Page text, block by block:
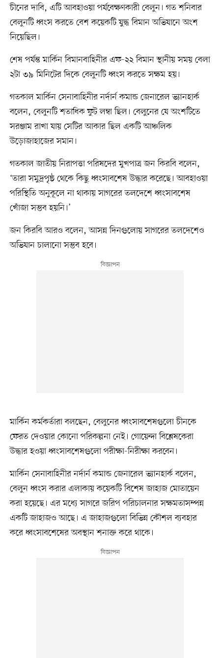
চীনের দাবি, এটি আবহাওয়া পর্যবেক্ষণকারী বেলুন। গত শনিবার
বেলুনটি ধ্বংস করতে বেশ কয়েকটি যুদ্ধ বিমান অভিযানে অংশ
নিয়েছিল।
শেষ পর্যন্ত মার্কিন বিমানবাহিনীর এফ-২২ বিমান স্থানীয় সময় বেলা
২টা ৩৯ মিনিটের দিকে বেলুনটি ধ্বংস করতে সক্ষম হয়।
গতকাল মার্কিন সেনাবাহিনীর নর্দার্ন কমান্ড জেনারেল ভ্যানহার্ক
বলেন, বেলুনটি শতাধিক ফুট লম্বা ছিল। বেলুনের যে অংশটিতে
সরঞ্জাম রাখা যায় সেটির আকার ছিল একটি আঞ্চলিক
উড়োজাহাজের সমান।
গতকাল জাতীয় নিরাপত্তা পরিষদের মুখপাত্র জন কিরবি বলেন,
‘তারা সমুদ্রপৃষ্ঠ থেকে কিছু ধ্বংসাবশেষ উদ্ধার করেছে। আবহাওয়া
পরিস্থিতি অনুকূলে না থাকায় সাগরের তলদেশে ধ্বংসাবশেষ
খোঁজা সম্ভব হয়নি।’
জন কিরবি আরও বলেন, আসন্ন দিনগুলোয় সাগরের তলদেশেও
অভিযান চালানো সম্ভব হবে।
মার্কিন কর্মকর্তারা বলছেন, বেলুনের ধ্বংসাবশেষগুলো চীনকে
ফেরত দেওয়ার কোনো পরিকল্পনা নেই। গোয়েন্দা বিশ্লেষকেরা
উদ্ধার হওয়া ধ্বংসাবশেষগুলো পরীক্ষা-নিরীক্ষা করবেন।
মার্কিন সেনাবাহিনীর নর্দার্ন কমান্ড জেনারেল ভ্যানহার্ক বলেন,
বেলুন ধ্বংস করার এলাকায় কয়েকটি বিশেষ জাহাজ মোতায়েন
করা হয়েছে। এর মধ্যে সাগরে জরিপ পরিচালনার সক্ষমতাসম্পন্ন
একটি জাহাজও আছে। এ জাহাজগুলো বিভিন্ন কৌশল ব্যবহার
করে ধ্বংসাবশেষের অবস্থান শনাক্ত করে থাকে।